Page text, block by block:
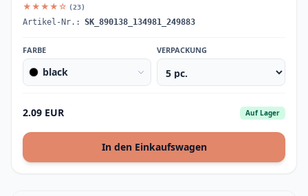
★★★★☆ (23)
Artikel-Nr.: SK_890138_134981_249883
FARBE
black
VERPACKUNG
2.09 EUR Auf Lager
In den Einkaufswagen